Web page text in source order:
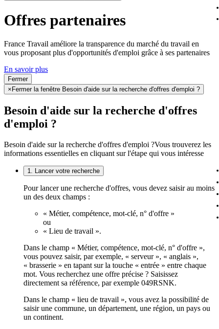
Offres partenaires
France Travail améliore la transparence du marché du travail en
vous proposant plus d'opportunités d'emploi grâce à ses partenaires
En savoir plus
Fermer
× Fermer la fenêtre Besoin d'aide sur la recherche d'offres d'emploi ?
Besoin d'aide sur la recherche d'offres
d'emploi ?
Besoin d'aide sur la recherche d'offres d'emploi ?Vous trouverez les
informations essentielles en cliquant sur l'étape qui vous intéresse
1. Lancer votre recherche
Pour lancer une recherche d'offres, vous devez saisir au moins
un des deux champs :
« Métier, compétence, mot-clé, n° d'offre »
ou
« Lieu de travail ».
Dans le champ « Métier, compétence, mot-clé, n° d'offre »,
vous pouvez saisir, par exemple, « serveur », « anglais »,
« brasserie » en tapant sur la touche « entrée » entre chaque
mot. Vous recherchez une offre précise ? Saisissez
directement sa référence, par exemple 049RSNK.
Dans le champ « lieu de travail », vous avez la possibilité de
saisir une commune, un département, une région, un pays ou
un continent.